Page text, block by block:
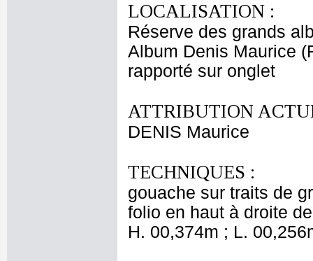
LOCALISATION :
Réserve des grands
Album Denis Maurice
rapporté sur onglet
ATTRIBUTION
DENIS Maurice
TECHNIQUES :
gouache sur traits de
folio en haut à droite
H. 00,374m ; L.